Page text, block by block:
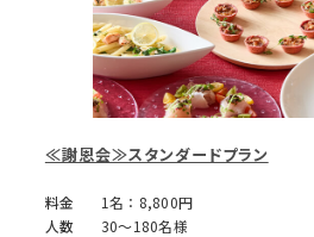
≪謝恩会≫スタンダードプラン
料金
1名：8,800円
人数
30～180名様